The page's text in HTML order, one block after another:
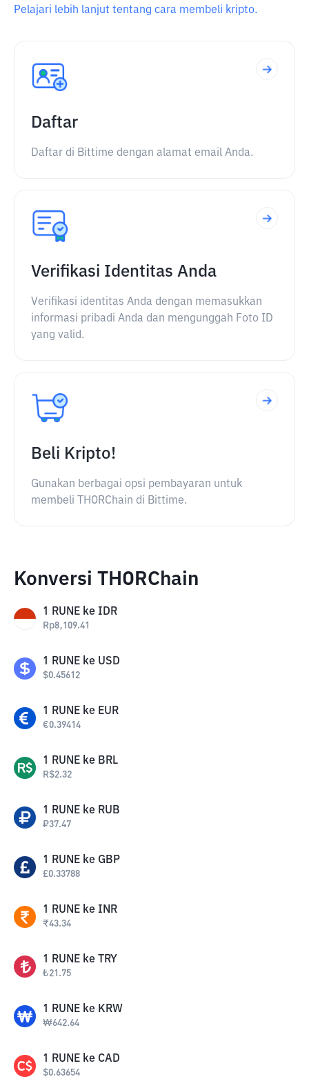
Pelajari lebih lanjut tentang cara membeli kripto.
Daftar
Daftar di Bittime dengan alamat email Anda.
Verifikasi Identitas Anda
Verifikasi identitas Anda dengan memasukkan
informasi pribadi Anda dan mengunggah Foto ID
yang valid.
Beli Kripto!
Gunakan berbagai opsi pembayaran untuk
membeli THORChain di Bittime.
Konversi THORChain
1 RUNE ke IDR
Rp8,109.41
1 RUNE ke USD
$0.45612
1 RUNE ke EUR
€0.39414
1 RUNE ke BRL
R$2.32
1 RUNE ke RUB
₽37.47
1 RUNE ke GBP
£0.33788
1 RUNE ke INR
₹43.34
1 RUNE ke TRY
₺21.75
1 RUNE ke KRW
₩642.64
1 RUNE ke CAD
$0.63654